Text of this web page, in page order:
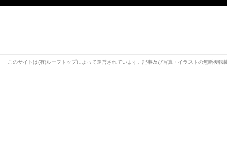
このサイトは(有)ルーフトップによって運営されています。記事及び写真・イラストの無断復転